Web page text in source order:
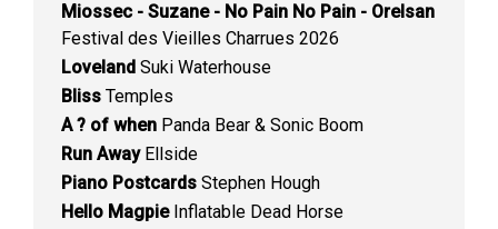
Miossec - Suzane - No Pain No Pain - Orelsan
Festival des Vieilles Charrues 2026
Loveland Suki Waterhouse
Bliss Temples
A ? of when Panda Bear & Sonic Boom
Run AwayEllside
Piano Postcards Stephen Hough
Hello MagpieInflatable Dead Horse